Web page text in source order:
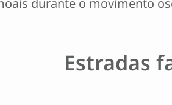
durante o movimento
Estradas